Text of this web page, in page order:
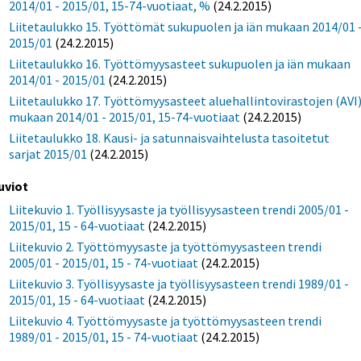
2014/01 - 2015/01, 15-74-vuotiaat, % (24.2.2015)
Liitetaulukko 15. Työttömät sukupuolen ja iän mukaan 2014/01
2015/01 (24.2.2015)
Liitetaulukko 16. Työttömyysasteet sukupuolen ja iän mukaan
2014/01 - 2015/01 (24.2.2015)
Liitetaulukko 17. Työttömyysasteet aluehallintovirastojen
mukaan 2014/01 - 2015/01, 15-74-vuotiaat (24.2.2015)
Liitetaulukko 18. Kausi- ja satunnaisvaihtelusta tasoitetut
sarjat 2015/01 (24.2.2015)
Liitekuvio 1. Työllisyysaste ja työllisyysasteen trendi 2005/01 -
2015/01, 15 - 64-vuotiaat (24.2.2015)
Liitekuvio 2. Työttömyysaste ja työttömyysasteen trendi
2005/01 - 2015/01, 15 - 74-vuotiaat (24.2.2015)
Liitekuvio 3. Työllisyysaste ja työllisyysasteen trendi 1989/01 -
2015/01, 15 - 64-vuotiaat (24.2.2015)
Liitekuvio 4. Työttömyysaste ja työttömyysasteen trendi
1989/01 - 2015/01, 15 - 74-vuotiaat (24.2.2015)